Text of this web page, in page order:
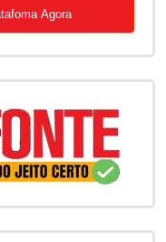
Agora